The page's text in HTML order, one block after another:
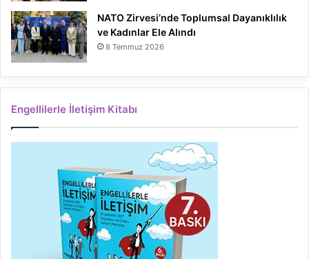
NATO Zirvesi’nde Toplumsal Dayanıklılık
ve Kadınlar Ele Alındı
8 Temmuz 2026
Engellilerle İletişim Kitabı